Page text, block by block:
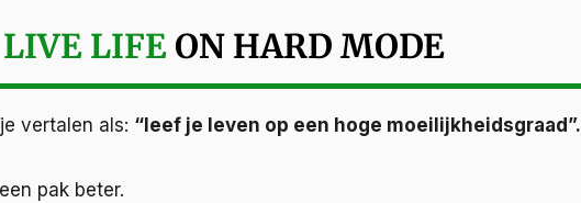
LIVE LIFE ON HARD MODE
vertalen als: “leef je leven op een hoge moeilijkheidsgraad”.
pak beter.